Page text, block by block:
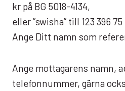
kr på BG 5018-4134,
eller ”swisha” till 123 396 75
Ange Ditt namn som
Ange mottagarens namn,
telefonnummer, gärna